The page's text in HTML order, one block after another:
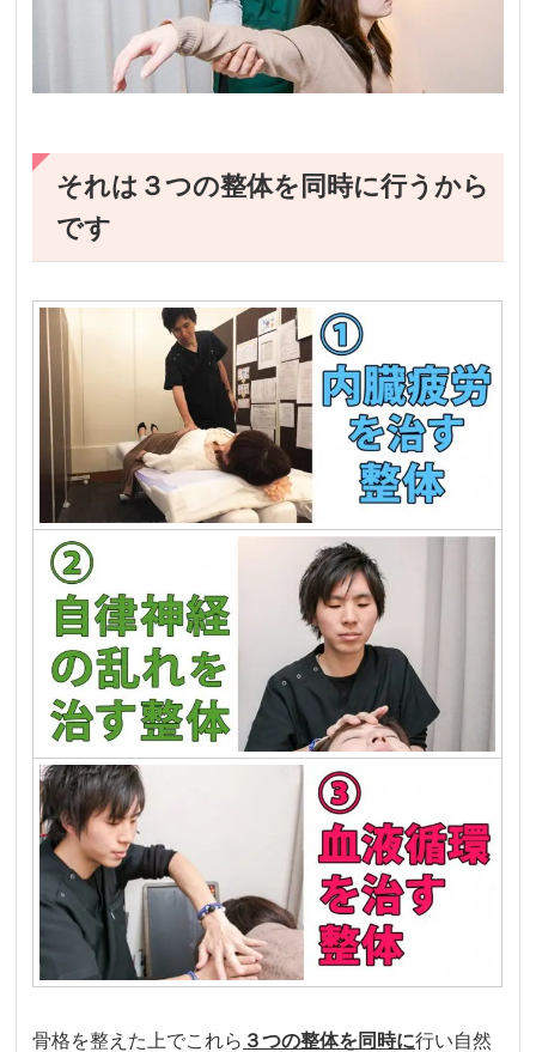
それは３つの整体を同時に行うから
です
骨格を整えた上でこれら ３つの整体を 同時に行い自然